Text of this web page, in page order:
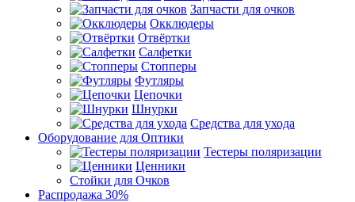
Запчасти для очков
Окклюдеры
Отвёртки
Салфетки
Стопперы
Футляры
Цепочки
Шнурки
Средства для ухода
Оборудование для Оптики
Тестеры поляризации
Ценники
Стойки для Очков
Распродажа 30%